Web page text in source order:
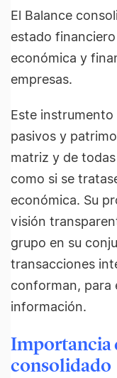
El Balance
estado
económica y
empresas.
Este
pasivos y
matriz y de
como si se
económica. Su
visión
grupo en su
transacciones
conforman, para
información.
Importancia
consolidado